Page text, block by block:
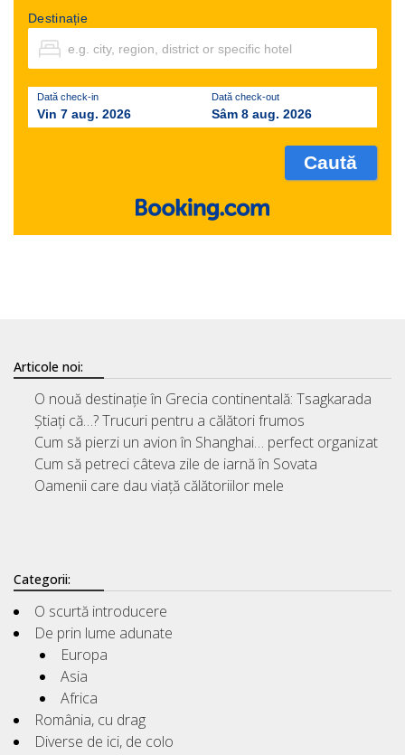
Destinație
Dată check-in
Vin 7 aug. 2026
Dată check-out
Sâm 8 aug. 2026
Articole noi:
O nouă destinație în Grecia continentală: Tsagkarada
Știați că…? Trucuri pentru a călători frumos
Cum să pierzi un avion în Shanghai… perfect organizat
Cum să petreci câteva zile de iarnă în Sovata
Oamenii care dau viață călătoriilor mele
Categorii:
O scurtă introducere
De prin lume adunate
Europa
Asia
Africa
România, cu drag
Diverse de ici, de colo